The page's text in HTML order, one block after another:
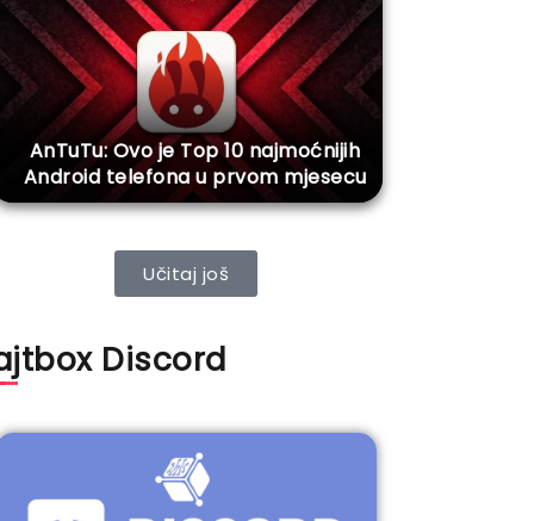
AnTuTu: Ovo je Top 10 najmoćnijih
Android telefona u prvom mjesecu
Učitaj još
Discord